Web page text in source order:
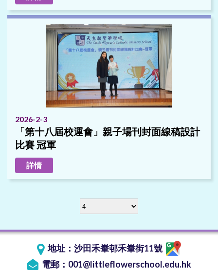
2026-2-3
「第十八屆校運會」親子場刊封面線稿設計
比賽 冠軍
詳情
地址： 沙田禾輋邨禾輋街11號
電郵： 001@littleflowerschool.edu.hk